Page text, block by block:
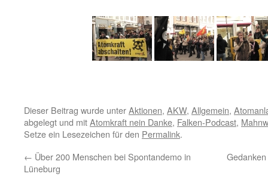
Dieser Beitrag wurde unterAktionen, AKW, Allgemein,
abgelegt und mitAtomkraft nein Danke, Falken-Podcast,
Setze ein Lesezeichen für den Permalink.
← Über 200 Menschen bei Spontandemo in
Lüneburg